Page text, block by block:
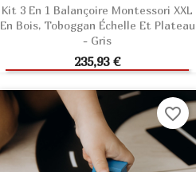
Kit 3 En 1 Balançoire Montessori XXL
En Bois, Toboggan Échelle Et Plateau
- Gris
Prix
235,93 €
AJOUTER AU PANIER
favorite_border